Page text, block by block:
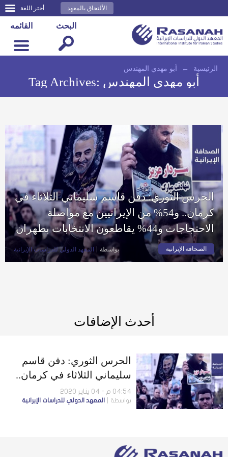
أختر اللغة الألتحاق بالمعهد
القائمه البحث
الرئيسية ← أبو مهدي المهندس
Tag Archives: أبو مهدي المهندس
الحرس الثوري: دفن قاسم سليماني الثلاثاء في
كرمان.. و54% من الإيرانيين مع مواصلة
الاحتجاجات و44% يقاطعون الانتخابات بطهران
الصحافة الإيرانية بواسطة المعهد الدولي للدراسات الإيرانية
أحدث الإضافات
الحرس الثوري: دفن قاسم
سليماني الثلاثاء في كرمان..
و54% من الإيرانيين مع
مواصلة الاحتجاجات و44%
04:54 م - 04 يناير 2020
بواسطة المعهد الدولي للدراسات الإيرانية